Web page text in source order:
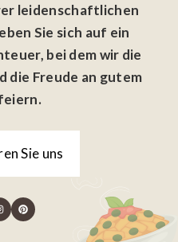
leidenschaftlichen
Sie sich auf ein
bei dem wir die
die Freude an gutem
Sie uns